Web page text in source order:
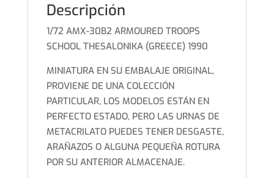
Descripción
1/72 AMX-30B2 ARMOURED TROOPS
SCHOOL THESALONIKA (GREECE) 1990
MINIATURA EN SU EMBALAJE ORIGINAL,
PROVIENE DE UNA COLECCIÓN
PARTICULAR, LOS MODELOS ESTÁN EN
PERFECTO ESTADO, PERO LAS URNAS DE
METACRILATO PUEDES TENER DESGASTE,
ARAÑAZOS O ALGUNA PEQUEÑA ROTURA
POR SU ANTERIOR ALMACENAJE.